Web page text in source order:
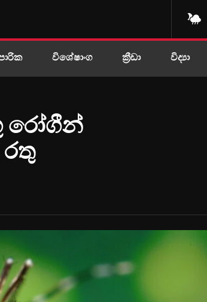
විශේෂාංග ක්‍රීඩා විද්‍යා
රෝගීන්
රතු